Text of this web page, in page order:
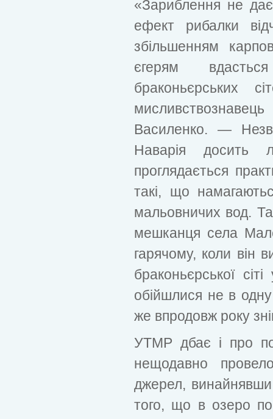
«Зариблення не дає
ефект рибалки
збільшенням
єгерям
браконьєрських
Василенко. —
Наварія досить
проглядається
такі, що
мальовничих вод.
мешканця села
гарячому, коли він
браконьєрської
обійшлися не в
же впродовж року
УТМР дбає і про
нещодавно
джерел,
того, що в озеро